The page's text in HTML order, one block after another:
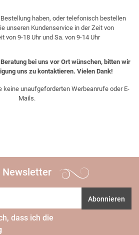
haben, oder telefonisch bestellen
unseren Kundenservice in der Zeit von
von 9-18 Uhr und Sa. von 9-14 Uhr
bei uns vor Ort wünschen, bitten wir
uns zu kontaktieren. Vielen Dank!
keine unaufgeforderten Werbeanrufe oder E-
Mails.
Newsletter
Abonnieren
dass ich die